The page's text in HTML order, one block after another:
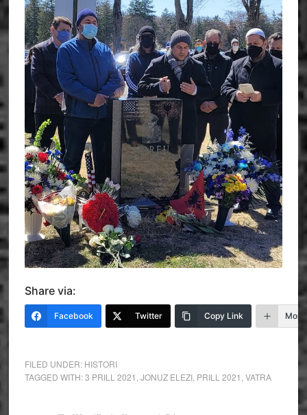
Share via:
Facebook Twitter Copy Link More
FILED UNDER: HISTORI
TAGGED WITH:3 PRILL 2021 JONUZ ELEZI, PRILL 2021 VATRA